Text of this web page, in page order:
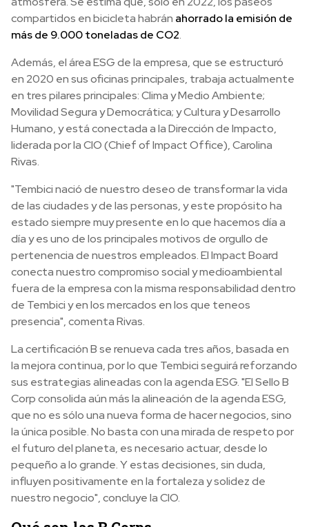
compartidos en bicicleta habrán ahorrado la emisión de
más de 9.000 toneladas de CO2.
Además, el área ESG de la empresa, que se estructuró
en 2020 en sus oficinas principales, trabaja actualmente
en tres pilares principales: Clima y Medio Ambiente;
Movilidad Segura y Democrática; y Cultura y Desarrollo
Humano, y está conectada a la Dirección de Impacto,
liderada por la CIO (Chief of Impact Office), Carolina
Rivas.
"Tembici nació de nuestro deseo de transformar la vida
de las ciudades y de las personas, y este propósito ha
estado siempre muy presente en lo que hacemos día a
día y es uno de los principales motivos de orgullo de
pertenencia de nuestros empleados. El Impact Board
conecta nuestro compromiso social y medioambiental
fuera de la empresa con la misma responsabilidad dentro
de Tembici y en los mercados en los que teneos
presencia", comenta Rivas.
La certificación B se renueva cada tres años, basada en
la mejora continua, por lo que Tembici seguirá reforzando
sus estrategias alineadas con la agenda ESG. "El Sello B
Corp consolida aún más la alineación de la agenda ESG,
que no es sólo una nueva forma de hacer negocios, sino
la única posible. No basta con una mirada de respeto por
el futuro del planeta, es necesario actuar, desde lo
pequeño a lo grande. Y estas decisiones, sin duda,
influyen positivamente en la fortaleza y solidez de
nuestro negocio", concluye la CIO.